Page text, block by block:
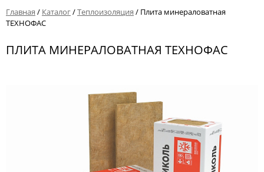
Главная / Каталог/Теплоизоляция / Плита минераловатная
ТЕХНОФАС
ПЛИТА МИНЕРАЛОВАТНАЯ ТЕХНОФАС